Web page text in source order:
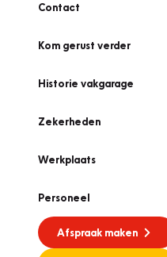
Contact
Kom gerust verder
Historie vakgarage
Zekerheden
Werkplaats
Personeel
Afspraak maken